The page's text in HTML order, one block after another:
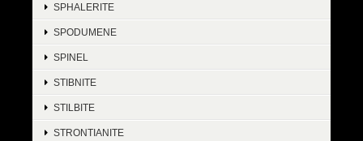
SPHALERITE
SPODUMENE
SPINEL
STIBNITE
STILBITE
STRONTIANITE